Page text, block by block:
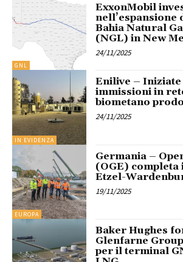
GNL
ExxonMobil
nell’espansione
Bahia Natural
(NGL) in New
24/11/2025
IN EVIDENZA
Enilive –
immissioni in
biometano
24/11/2025
EUROPA
Germania –
(OGE) completa
Etzel-
19/11/2025
Baker Hughes
Glenfarne
per il terminal